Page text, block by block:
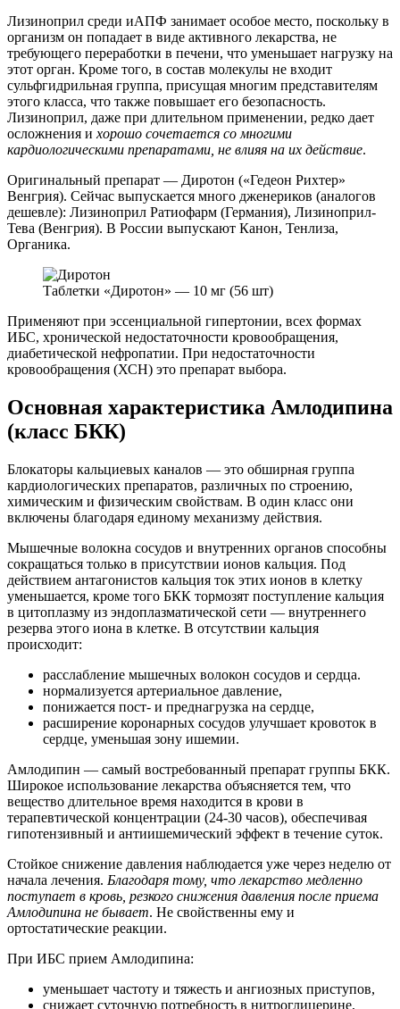
Лизиноприл среди иАПФ занимает особое место, поскольку в
организм он попадает в виде активного лекарства, не
требующего переработки в печени, что уменьшает нагрузку на
этот орган. Кроме того, в состав молекулы не входит
сульфгидрильная группа, присущая многим представителям
этого класса, что также повышает его безопасность.
Лизиноприл, даже при длительном применении, редко дает
осложнения ихорошо сочетается со многими
кардиологическими препаратами, не влияя на их действие.
Оригинальный препарат — Диротон («Гедеон Рихтер»
Венгрия). Сейчас выпускается много дженериков (аналогов
дешевле): Лизиноприл Ратиофарм (Германия), Лизиноприл-
Тева (Венгрия). В России выпускают Канон, Тенлиза,
Органика.
Таблетки «Диротон» — 10 мг (56 шт)
Применяют при эссенциальной гипертонии, всех формах
ИБС, хронической недостаточности кровообращения,
диабетической нефропатии. При недостаточности
кровообращения (ХСН) это препарат выбора.
Основная характеристика Амлодипина
(класс БКК)
Блокаторы кальциевых каналов — это обширная группа
кардиологических препаратов, различных по строению,
химическим и физическим свойствам. В один класс они
включены благодаря единому механизму действия.
Мышечные волокна сосудов и внутренних органов способны
сокращаться только в присутствии ионов кальция. Под
действием антагонистов кальция ток этих ионов в клетку
уменьшается, кроме того БКК тормозят поступление кальция
в цитоплазму из эндоплазматической сети — внутреннего
резерва этого иона в клетке. В отсутствии кальция
происходит:
расслабление мышечных волокон сосудов и сердца.
нормализуется артериальное давление,
понижается пост- и преднагрузка на сердце,
расширение коронарных сосудов улучшает кровоток в
сердце, уменьшая зону ишемии.
Амлодипин — самый востребованный препарат группы БКК.
Широкое использование лекарства объясняется тем, что
вещество длительное время находится в крови в
терапевтической концентрации (24-30 часов), обеспечивая
гипотензивный и антиишемический эффект в течение суток.
Стойкое снижение давления наблюдается уже через неделю от
начала лечения. Благодаря тому, что лекарство медленно
поступает в кровь, резкого снижения давления после приема
Амлодипина не бывает. Не свойственны ему и
ортостатические реакции.
При ИБС прием Амлодипина:
уменьшает частоту и тяжесть и ангиозных приступов,
снижает суточную потребность в нитроглицерине,